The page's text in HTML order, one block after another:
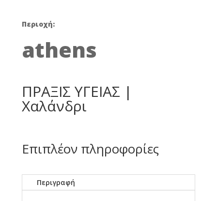
Περιοχή:
athens
ΠΡΑΞΙΣ ΥΓΕΙΑΣ |
Χαλάνδρι
Επιπλέον πληροφορίες
Περιγραφή